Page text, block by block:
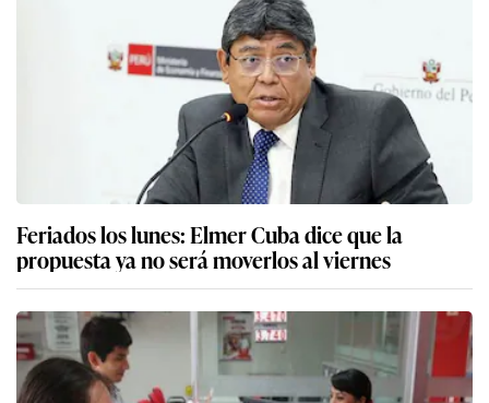
Feriados los lunes: Elmer Cuba dice que la
propuesta ya no será moverlos al viernes